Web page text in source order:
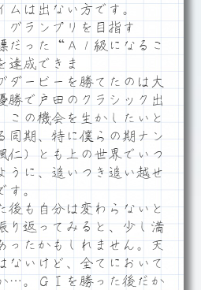
ムは出ない方です。
グランプリを目指す
だった“Ａ１級になるこ
成できま
ダービーを勝てたのは大
勝で戸田のクラシック出
この機会を生かしたいと
同期、特に僕らの期ナン
仁）とも上の世界でいつ
うに、追いつき追い越せ
す。
後も自分は変わらないと
り返ってみると、少し満
ったかもしれません。天
ないけど、全てにおいて
…。ＧⅠを勝った後だか